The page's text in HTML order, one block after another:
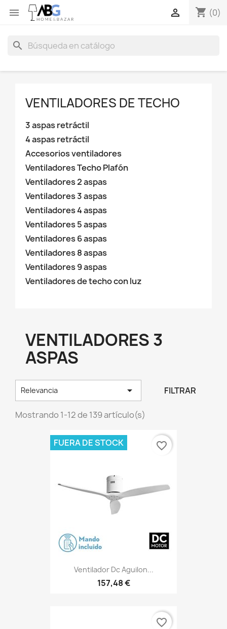
 shopping_cart (0)

search
VENTILADORES DE TECHO
3 aspas retráctil
4 aspas retráctil
Accesorios ventiladores
Ventiladores Techo Plafón
Ventiladores 2 aspas
Ventiladores 3 aspas
Ventiladores 4 aspas
Ventiladores 5 aspas
Ventiladores 6 aspas
Ventiladores 8 aspas
Ventiladores 9 aspas
Ventiladores de techo con luz
VENTILADORES 3
ASPAS
Relevancia  FILTRAR
Mostrando 1-12 de 139 artículo(s)
Ventilador Dc Aguilon...
157,48 €
FUERA DE STOCK favorite_border
favorite_border